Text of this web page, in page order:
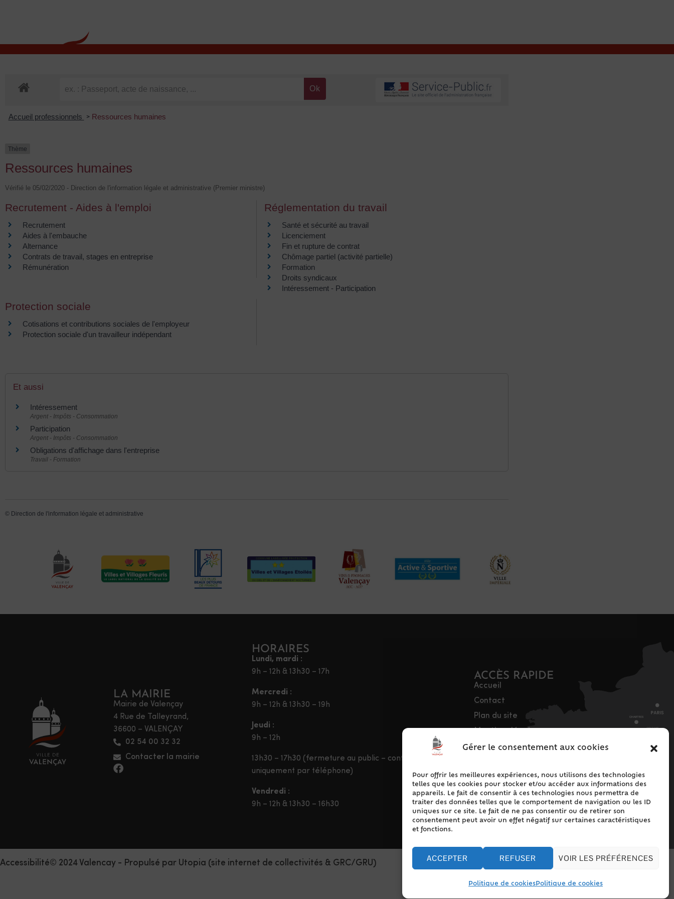
Gérer le consentement aux cookies
Pour offrir les meilleures expériences, nous utilisons des technologies
telles que les cookies pour stocker et/ou accéder aux informations des
appareils. Le fait de consentir à ces technologies nous permettra de
traiter des données telles que le comportement de navigation ou les ID
uniques sur ce site. Le fait de ne pas consentir ou de retirer son
consentement peut avoir un effet négatif sur certaines caractéristiques
et fonctions.
ACCEPTER REFUSER VOIR LES PRÉFÉRENCES
Politique de cookiesPolitique de cookies
Accueil professionnels > Ressources humaines
Thème
Ressources humaines
Vérifié le 05/02/2020 - Direction de l'information légale et administrative (Premier ministre)
Recrutement - Aides à l'emploi
Recrutement
Aides à l'embauche
Alternance
Contrats de travail, stages en entreprise
Rémunération
Réglementation du travail
Santé et sécurité au travail
Licenciement
Fin et rupture de contrat
Chômage partiel (activité partielle)
Formation
Droits syndicaux
Intéressement - Participation
Protection sociale
Cotisations et contributions sociales de l'employeur
Protection sociale d'un travailleur indépendant
Et aussi
Intéressement
Argent - Impôts - Consommation
Participation
Argent - Impôts - Consommation
Obligations d'affichage dans l'entreprise
Travail - Formation
© Direction de l'information légale et administrative
LA MAIRIE
Mairie de Valençay
4 Rue de Talleyrand,
36600 – VALENÇAY
02 54 00 32 32
Contacter la mairie
HORAIRES
Lundi, mardi :
9h – 12h & 13h30 – 17h
Mercredi :
9h – 12h & 13h30 – 19h
Jeudi :
9h – 12h
13h30 – 17h30 (fermeture au public – contact
uniquement par téléphone)
Vendredi :
9h – 12h & 13h30 – 16h30
ACCÈS RAPIDE
Accueil
Contact
Plan du site
Mentions légales
Traitement des
Politique de cookies
(UE)
Accessibilité© 2024 Valencay - Propulsé par Utopia (site internet de collectivités & GRC/GRU)